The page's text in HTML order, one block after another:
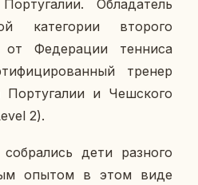
Об­ла­да­тель
ка­те­го­рии вто­ро­го
Фе­де­ра­ции тен­ни­са
тренер
Пор­ту­га­лии и Чеш­ско­го
2).
дети раз­но­го
опытом в этом виде